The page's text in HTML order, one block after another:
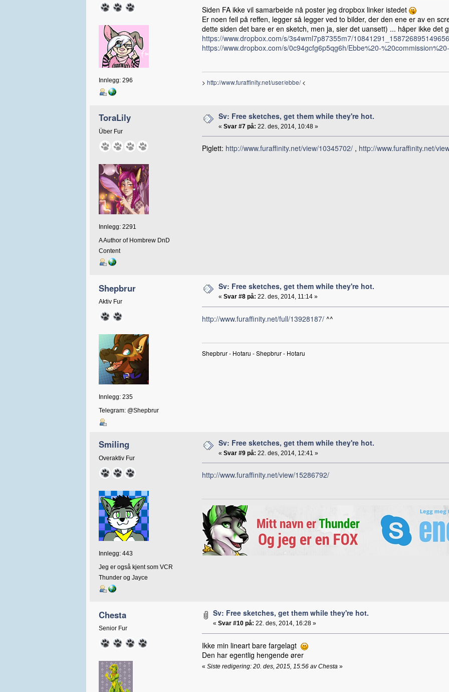
Innlegg: 296
Siden FA ikke vil samarbeide nå poster jeg dropbox linker istedet
Er noen feil på reffen, legger så legger ved to bilder, der den ene er av en
dette siden det bare er en sketch, men ja, sier det uansett) ... håper ikke det
https://www.dropbox.com/s/3s4wml7p87355m7/
https://www.dropbox.com/s/0c94gcfg6p5qg6h/Ebbe%20-
> http://www.furaffinity.net/user/ebbe/<
ToraLily
Über Fur
Innlegg: 2291
A Author of Hombrew DnD
Content
Sv: Free sketches, get them while they're hot.
« Svar #7 på: 22. des, 2014, 10:48 »
Piglett: http://www.furaffinity.net/view/10345702/ , http://www.furaffinity.net/
Shepbrur
Aktiv Fur
Innlegg: 235
Telegram: @Shepbrur
Sv: Free sketches, get them while they're hot.
« Svar #8 på: 22. des, 2014, 11:14 »
http://www.furaffinity.net/full/13928187/ ^^
Shepbrur - Hotaru - Shepbrur - Hotaru
Smiling
Overaktiv Fur
Innlegg: 443
Jeg er også kjent som VCR
Thunder og Jayce
Sv: Free sketches, get them while they're hot.
« Svar #9 på: 22. des, 2014, 12:41 »
http://www.furaffinity.net/view/15286792/
Chesta
Senior Fur
Sv: Free sketches, get them while they're hot.
« Svar #10 på: 22. des, 2014, 16:28 »
Ikke min lineart bare fargelagt
Den har egentlig hengende ører
« Siste redigering: 20. des, 2015, 15:56 av Chesta »